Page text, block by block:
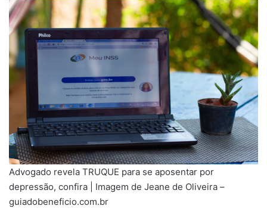
Advogado revela TRUQUE para se aposentar por
depressão, confira | Imagem de Jeane de Oliveira –
guiadobeneficio.com.br